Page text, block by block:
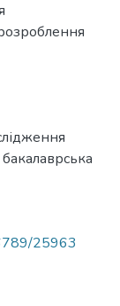
бакалаврська
25963